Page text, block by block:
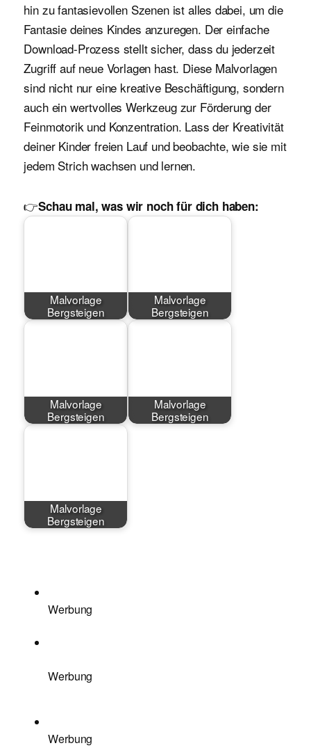
hin zu fantasievollen Szenen ist alles dabei, um die
Fantasie deines Kindes anzuregen. Der einfache
Download-Prozess stellt sicher, dass du jederzeit
Zugriff auf neue Vorlagen hast. Diese Malvorlagen
sind nicht nur eine kreative Beschäftigung, sondern
auch ein wertvolles Werkzeug zur Förderung der
Feinmotorik und Konzentration. Lass der Kreativität
deiner Kinder freien Lauf und beobachte, wie sie mit
jedem Strich wachsen und lernen.
👉Schau mal, was wir noch für dich haben:
Malvorlage
Bergsteigen
Malvorlage
Bergsteigen
Malvorlage
Bergsteigen
Malvorlage
Bergsteigen
Malvorlage
Bergsteigen
Werbung
Werbung
Werbung